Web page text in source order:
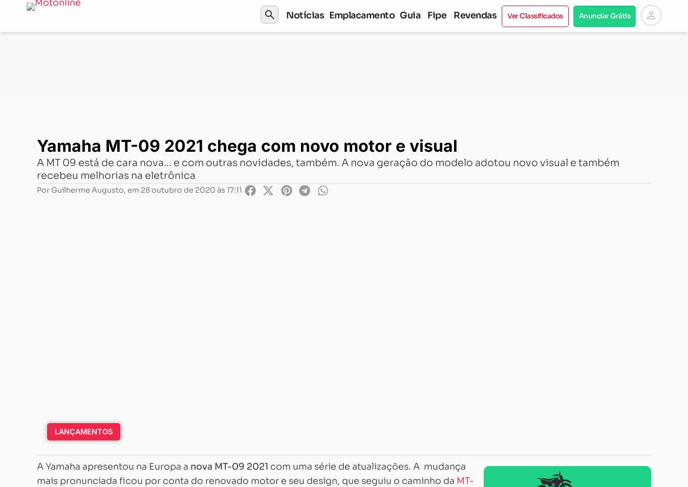
search Notícias Emplacamento Guia Fipe Revendas Ver Classificados Anunciar Grátis person
Yamaha MT-09 2021 chega com novo motor e visual
Yamaha MT-09 2021 chega com novo motor e visual
A MT 09 está de cara nova... e com outras novidades, também. A nova geração do modelo adotou novo visual e também
recebeu melhorias na eletrônica
Por Guilherme Augusto, em 28 outubro de 2020 às 17:11
LANÇAMENTOS
A Yamaha apresentou na Europa a nova MT-09 2021 com uma série de atualizações. A mudança
mais pronunciada ficou por conta do renovado motor e seu design, que seguiu o caminho da MT-